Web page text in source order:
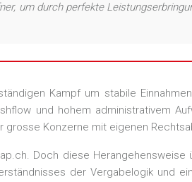
um durch perfekte
Kampf um stabile
und hohem administrativem
Konzerne mit eigenen
Doch diese Herangehensweise
der Vergabelogik und